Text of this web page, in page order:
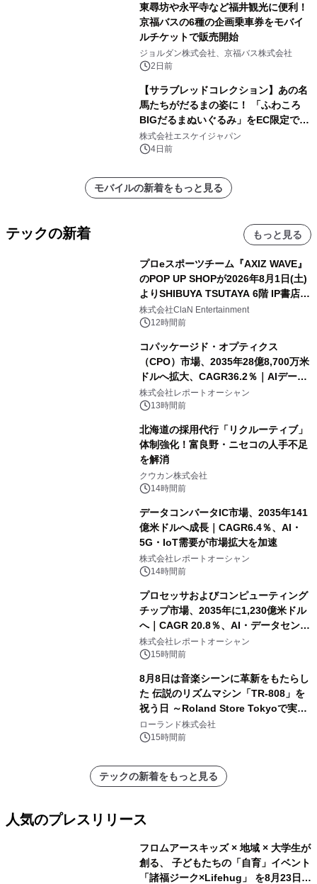
東尋坊や永平寺など福井観光に便利！
京福バスの6種の企画乗車券をモバイ
ルチケットで販売開始
ジョルダン株式会社、京福バス株式会社
2日前
【サラブレッドコレクション】あの名
馬たちがだるまの姿に！ 「ふわころ
BIGだるまぬいぐるみ」をEC限定で受
注販売開始
株式会社エスケイジャパン
4日前
モバイルの新着をもっと見る
テックの新着 もっと見る
プロeスポーツチーム『AXIZ WAVE』
のPOP UP SHOPが2026年8月1日(土)
よりSHIBUYA TSUTAYA 6階 IP書店で
開催決定！！
株式会社ClaN Entertainment
12時間前
コパッケージド・オプティクス
（CPO）市場、2035年28億8,700万米
ドルへ拡大、CAGR36.2％｜AIデータ
センター・高速光通信需要が成長を加
速
株式会社レポートオーシャン
13時間前
北海道の採用代行「リクルーティブ」
体制強化！富良野・ニセコの人手不足
を解消
クウカン株式会社
14時間前
データコンバータIC市場、2035年141
億米ドルへ成長｜CAGR6.4％、AI・
5G・IoT需要が市場拡大を加速
株式会社レポートオーシャン
14時間前
プロセッサおよびコンピューティング
チップ市場、2035年に1,230億米ドル
へ｜CAGR 20.8％、AI・データセンタ
ー需要が成長を牽引
株式会社レポートオーシャン
15時間前
8月8日は音楽シーンに革新をもたらし
た 伝説のリズムマシン「TR-808」を
祝う日 ～Roland Store Tokyoで実機
を展示しての 記念キャンペーンを開
催 英国ラジオ「NTS」の 特別プログ
アーティストを フィーチャーしたアニ
メーションを公開～
ローランド株式会社
15時間前
テックの新着をもっと見る
人気のプレスリリース
フロムアースキッズ × 地域 × 大学生が
創る、 子どもたちの「自育」イベント
「諸福ジーク×Lifehug」 を8月23日